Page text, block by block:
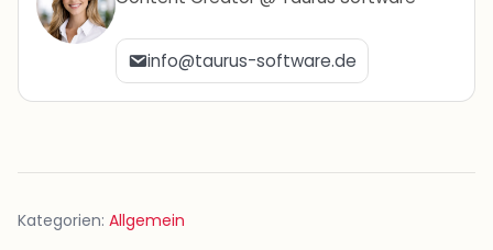
info@taurus-software.de
Kategorien: Allgemein